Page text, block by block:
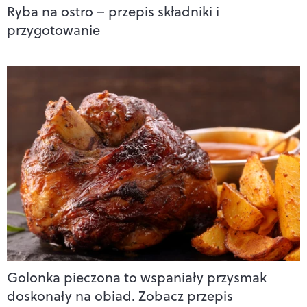
Ryba na ostro – przepis składniki i
przygotowanie
Golonka pieczona to wspaniały przysmak
doskonały na obiad. Zobacz przepis